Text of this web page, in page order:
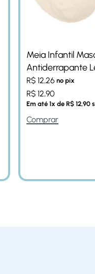
Meia Infantil
Antiderrapante
R$12,26 no pix
R$12,90
Em até 1x de R$12,90
Comprar